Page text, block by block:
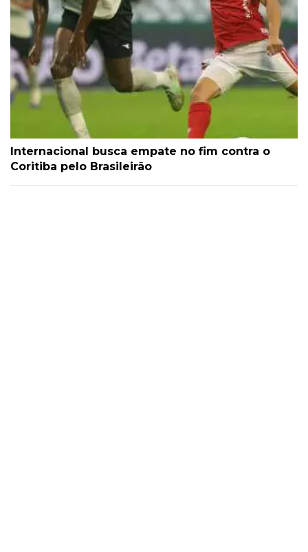
Internacional busca empate no fim contra o
Coritiba pelo Brasileirão